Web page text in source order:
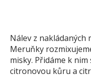
Nálev z nakládaných
Meruňky
misky. Přidáme k
citronovou kůru a